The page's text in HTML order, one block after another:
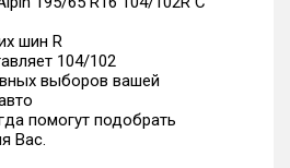
шин R
104/102
выборов вашей
помогут подобрать
Вас.